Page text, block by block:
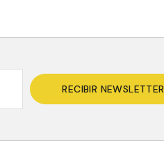
RECIBIR NEWSLETTER